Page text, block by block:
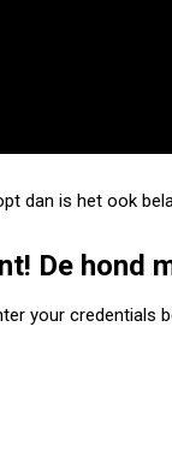
dan is het ook
De hond
your credentials